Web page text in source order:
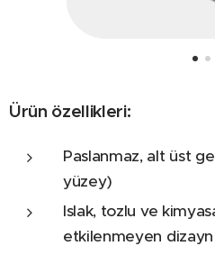
Ürün özellikleri:
Paslanmaz, alt üst
yüzey)
Islak, tozlu ve
etkilenmeyen dizayn